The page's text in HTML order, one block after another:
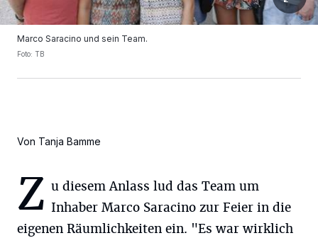
Marco Saracino und sein Team.
Foto: TB
Von Tanja Bamme
Z u diesem Anlass lud das Team um
Inhaber Marco Saracino zur Feier in die
eigenen Räumlichkeiten ein. "Es war wirklich